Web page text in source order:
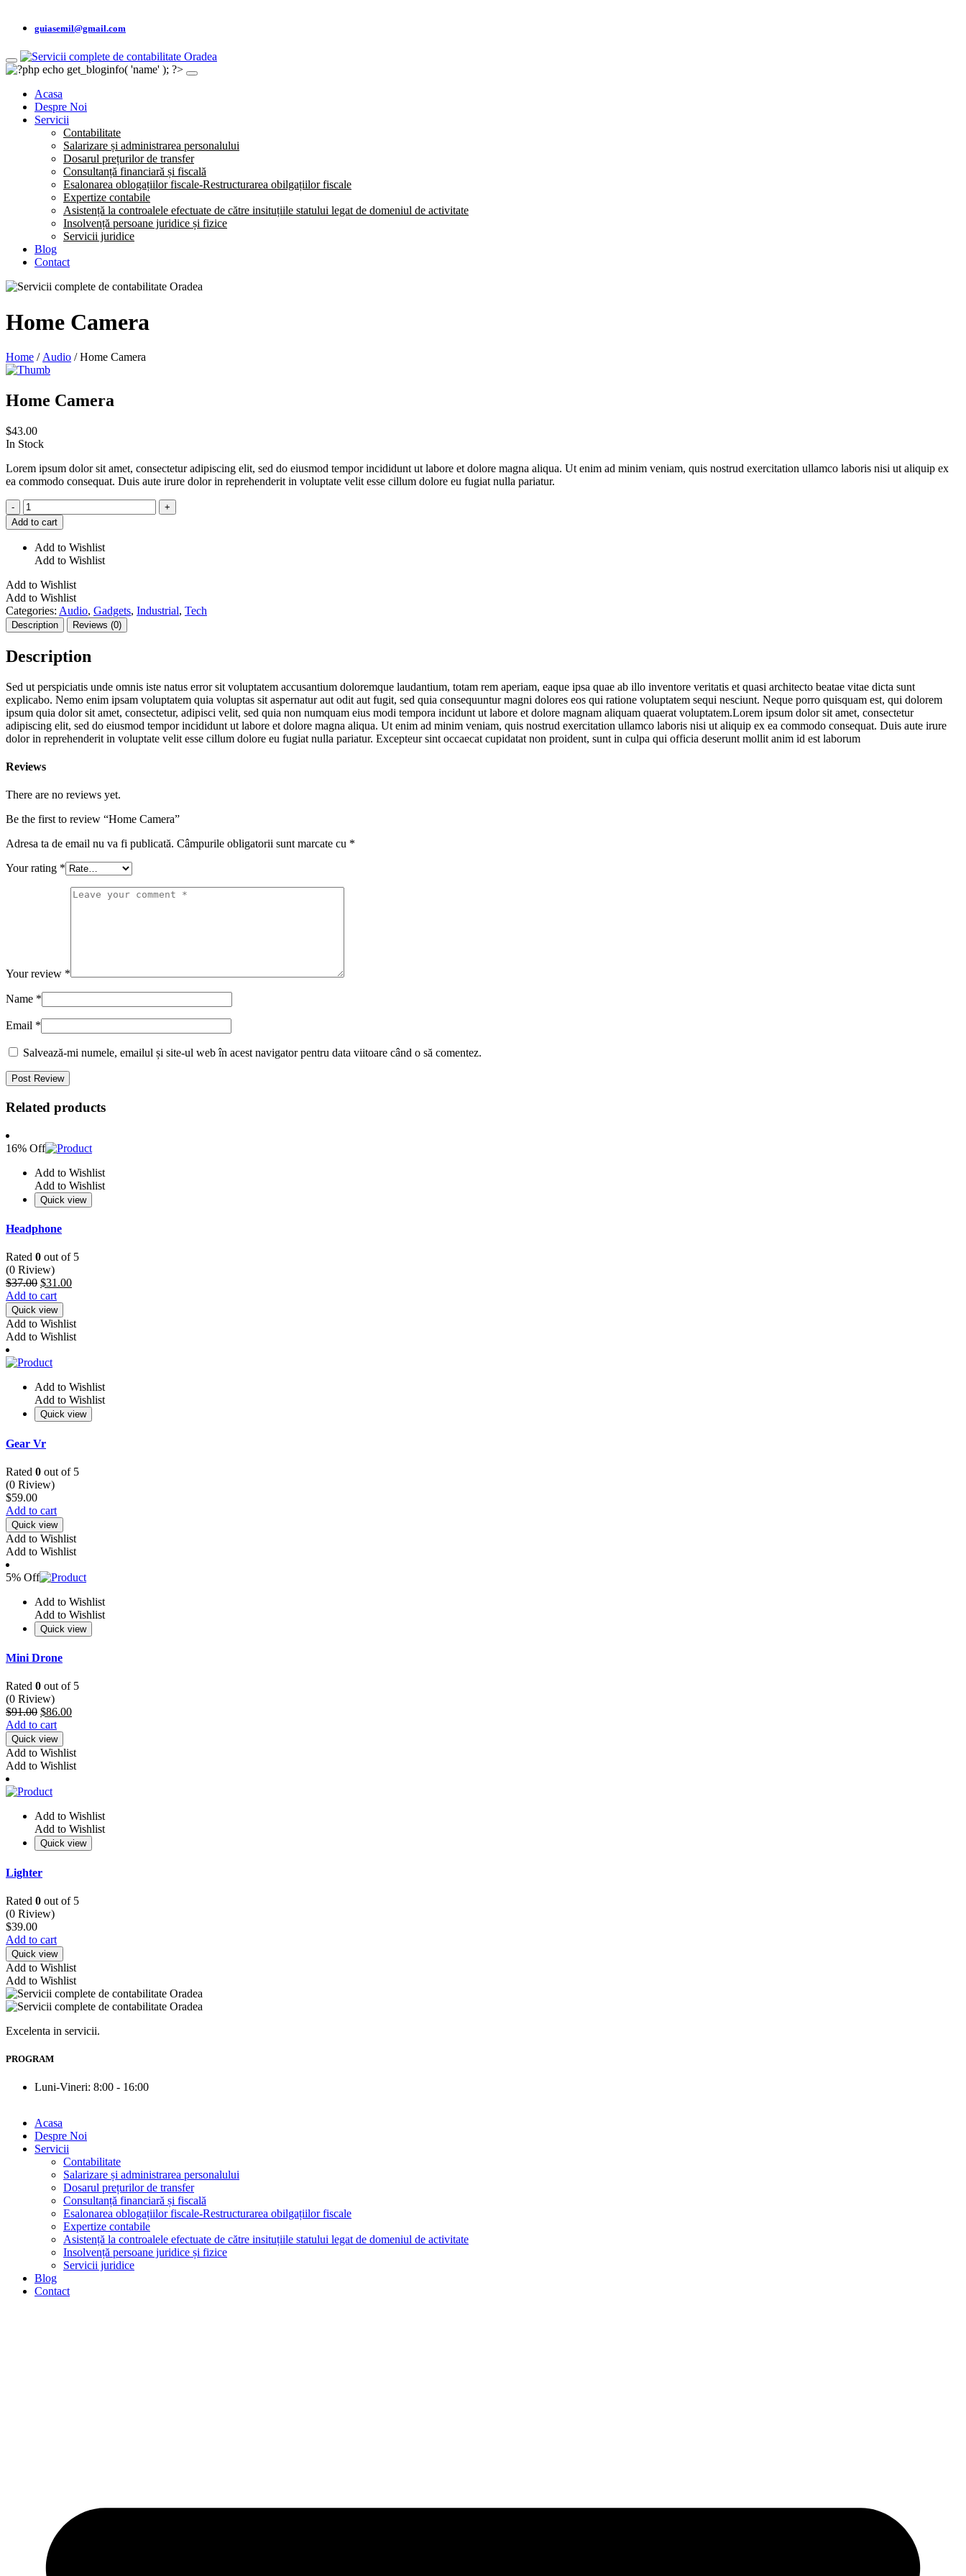
guiasemil@gmail.com
Acasa
Despre Noi
Servicii
Contabilitate
Salarizare și administrarea personalului
Dosarul prețurilor de transfer
Consultanță financiară și fiscală
Esalonarea oblogațiilor fiscale-Restructurarea obilgațiilor fiscale
Expertize contabile
Asistență la controalele efectuate de către insituțiile statului legat de domeniul de activitate
Insolvență persoane juridice și fizice
Servicii juridice
Blog
Contact
Home Camera
Home / Audio / Home Camera
Home Camera
$43.00
In Stock
Lorem ipsum dolor sit amet, consectetur adipiscing elit, sed do eiusmod tempor incididunt ut labore et dolore magna aliqua. Ut enim ad minim veniam, quis nostrud exercitation ullamco laboris nisi ut aliquip ex
ea commodo consequat. Duis aute irure dolor in reprehenderit in voluptate velit esse cillum dolore eu fugiat nulla pariatur.
-
Home
Camera
quantity
+
Add to cart
Add to Wishlist
Add to Wishlist
Add to Wishlist
Add to Wishlist
Categories: Audio, Gadgets, Industrial, Tech
Description Reviews (0)
Description
Sed ut perspiciatis unde omnis iste natus error sit voluptatem accusantium doloremque laudantium, totam rem aperiam, eaque ipsa quae ab illo inventore veritatis et quasi architecto beatae vitae dicta sunt
explicabo. Nemo enim ipsam voluptatem quia voluptas sit aspernatur aut odit aut fugit, sed quia consequuntur magni dolores eos qui ratione voluptatem sequi nesciunt. Neque porro quisquam est, qui dolorem
ipsum quia dolor sit amet, consectetur, adipisci velit, sed quia non numquam eius modi tempora incidunt ut labore et dolore magnam aliquam quaerat voluptatem.Lorem ipsum dolor sit amet, consectetur
adipiscing elit, sed do eiusmod tempor incididunt ut labore et dolore magna aliqua. Ut enim ad minim veniam, quis nostrud exercitation ullamco laboris nisi ut aliquip ex ea commodo consequat. Duis aute irure
dolor in reprehenderit in voluptate velit esse cillum dolore eu fugiat nulla pariatur. Excepteur sint occaecat cupidatat non proident, sunt in culpa qui officia deserunt mollit anim id est laborum
Reviews
There are no reviews yet.
Be the first to review “Home Camera”
Adresa ta de email nu va fi publicată. Câmpurile obligatorii sunt marcate cu *
Your rating *
Your review *
Name *
Email *
Salvează-mi numele, emailul și site-ul web în acest navigator pentru data viitoare când o să comentez.
Related products
16% Off
Add to Wishlist
Add to Wishlist
Quick view
Headphone
Rated 0 out of 5
(0 Riview)
$37.00 $31.00
Add to cart
Quick view
Add to Wishlist
Add to Wishlist
Add to Wishlist
Add to Wishlist
Quick view
Gear Vr
Rated 0 out of 5
(0 Riview)
$59.00
Add to cart
Quick view
Add to Wishlist
Add to Wishlist
5% Off
Add to Wishlist
Add to Wishlist
Quick view
Mini Drone
Rated 0 out of 5
(0 Riview)
$91.00 $86.00
Add to cart
Quick view
Add to Wishlist
Add to Wishlist
Add to Wishlist
Add to Wishlist
Quick view
Lighter
Rated 0 out of 5
(0 Riview)
$39.00
Add to cart
Quick view
Add to Wishlist
Add to Wishlist
Excelenta in servicii.
PROGRAM
Luni-Vineri: 8:00 - 16:00
Acasa
Despre Noi
Servicii
Contabilitate
Salarizare și administrarea personalului
Dosarul prețurilor de transfer
Consultanță financiară și fiscală
Esalonarea oblogațiilor fiscale-Restructurarea obilgațiilor fiscale
Expertize contabile
Asistență la controalele efectuate de către insituțiile statului legat de domeniul de activitate
Insolvență persoane juridice și fizice
Servicii juridice
Blog
Contact